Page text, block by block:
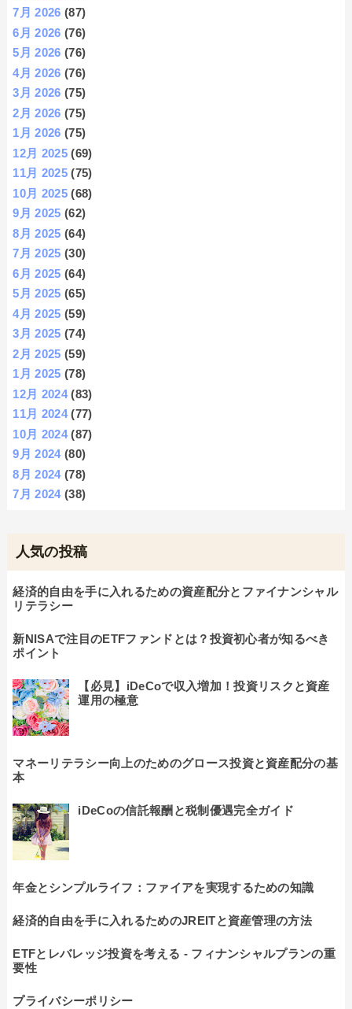
7月 2026 (87)
6月 2026 (76)
5月 2026 (76)
4月 2026 (76)
3月 2026 (75)
2月 2026 (75)
1月 2026 (75)
12月 2025 (69)
11月 2025 (75)
10月 2025 (68)
9月 2025 (62)
8月 2025 (64)
7月 2025 (30)
6月 2025 (64)
5月 2025 (65)
4月 2025 (59)
3月 2025 (74)
2月 2025 (59)
1月 2025 (78)
12月 2024(83)
11月 2024(77)
10月 2024(87)
9月 2024(80)
8月 2024(78)
7月 2024(38)
人気の投稿
経済的自由を手に入れるための資産配分とファイナンシャル
リテラシー
新NISAで注目のETFファンドとは？投資初心者が知るべき
ポイント
【必見】iDeCoで収入増加！投資リスクと資産
運用の極意
マネーリテラシー向上のためのグロース投資と資産配分の基
本
iDeCoの信託報酬と税制優遇完全ガイド
年金とシンプルライフ：ファイアを実現するための知識
経済的自由を手に入れるためのJREITと資産管理の方法
ETFとレバレッジ投資を考える - フィナンシャルプランの重
要性
プライバシーポリシー